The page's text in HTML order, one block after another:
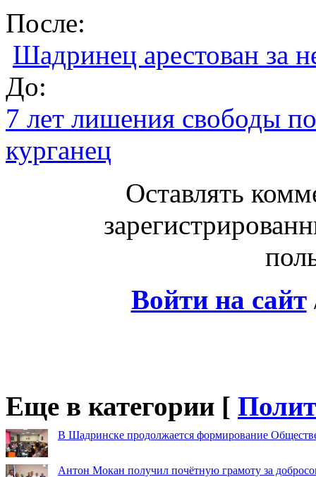
После:
Шадринец арестован за
До:
7 лет лишения свободы
курганец
Оставлять
Войти на сайт
Еще в категории [
В Шадринске продолжается формирование
Антон Мокан получил почётную грамоту за